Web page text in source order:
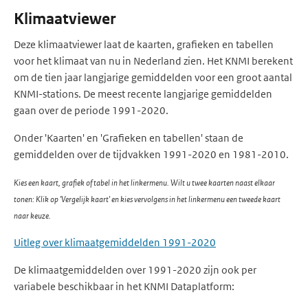
Klimaat
Viewer
Klimaatviewer
Deze klimaatviewer laat de kaarten, grafieken en tabellen
voor het klimaat van nu in Nederland zien. Het KNMI berekent
om de tien jaar langjarige gemiddelden voor een groot aantal
KNMI-stations. De meest recente langjarige gemiddelden
gaan over de periode 1991-2020.
Onder 'Kaarten' en 'Grafieken en tabellen' staan de
gemiddelden over de tijdvakken 1991-2020 en 1981-2010.
Kies een kaart, grafiek of tabel in het linkermenu. Wilt u twee kaarten naast elkaar
tonen: Klik op 'Vergelijk kaart' en kies vervolgens in het linkermenu een tweede kaart
naar keuze.
Uitleg over klimaatgemiddelden 1991-2020
De klimaatgemiddelden over 1991-2020 zijn ook per
variabele beschikbaar in het KNMI Dataplatform: